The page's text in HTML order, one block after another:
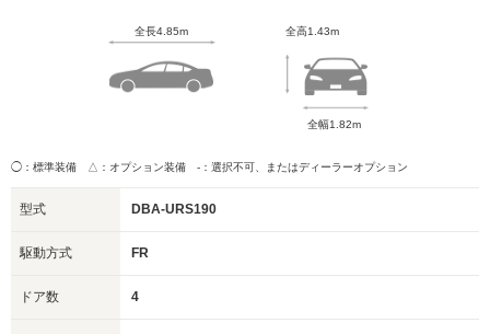
全長4.85m 全高1.43m
全幅1.82m
◯：標準装備 △：オプション装備 -：選択不可、またはディーラーオプション
型式 DBA-URS190
駆動方式 FR
ドア数 4